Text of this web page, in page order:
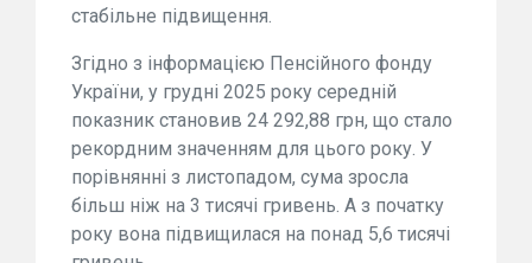
стабільне підвищення.
Згідно з інформацією Пенсійного фонду
України, у грудні 2025 року середній
показник становив 24 292,88 грн, що стало
рекордним значенням для цього року. У
порівнянні з листопадом, сума зросла
більш ніж на 3 тисячі гривень. А з початку
року вона підвищилася на понад 5,6 тисячі